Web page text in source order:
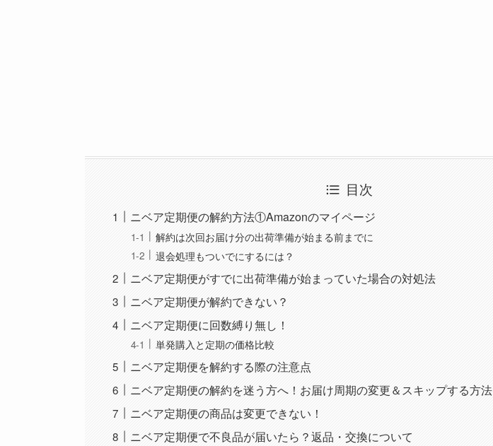
目次
ニベア定期便の解約方法①Amazonのマイページ
解約は次回お届け分の出荷準備が始まる前までに
退会処理もついでにするには？
ニベア定期便がすでに出荷準備が始まっていた場合の対処法
ニベア定期便が解約できない？
ニベア定期便に回数縛り無し！
単発購入と定期の価格比較
ニベア定期便を解約する際の注意点
ニベア定期便の解約を迷う方へ！お届け周期の変更＆スキップする方法
ニベア定期便の商品は変更できない！
ニベア定期便で不良品が届いたら？返品・交換について